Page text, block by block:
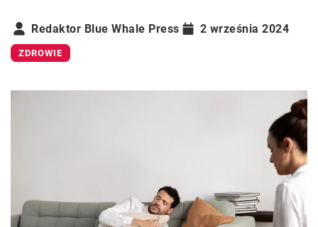
Redaktor Blue Whale Press 2 września 2024
ZDROWIE